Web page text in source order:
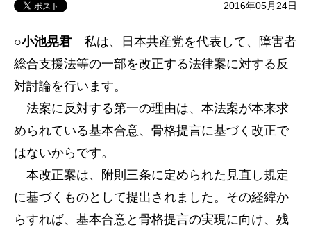
2016年05月24日
○小池晃君 私は、日本共産党を代表して、障害者
総合支援法等の一部を改正する法律案に対する反
対討論を行います。
法案に反対する第一の理由は、本法案が本来求
められている基本合意、骨格提言に基づく改正で
はないからです。
本改正案は、附則三条に定められた見直し規定
に基づくものとして提出されました。その経緯か
らすれば、基本合意と骨格提言の実現に向け、残